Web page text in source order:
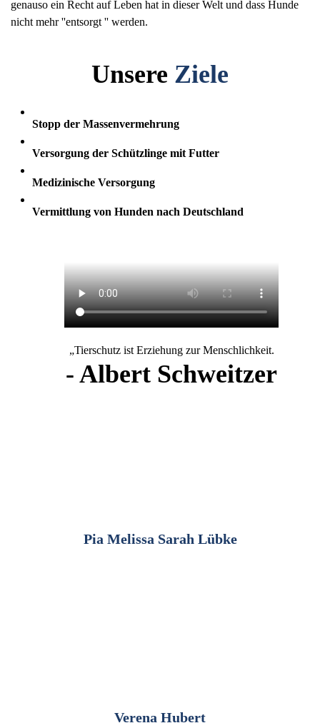
genauso ein Recht auf Leben hat in dieser Welt und dass Hunde
nicht mehr ''entsorgt '' werden.
Unsere Ziele
Stopp der Massenvermehrung
Versorgung der Schützlinge mit Futter
Medizinische Versorgung
Vermittlung von Hunden nach Deutschland
„Tierschutz ist Erziehung zur Menschlichkeit.
- Albert Schweitzer
Pia Melissa Sarah Lübke
Verena Hubert